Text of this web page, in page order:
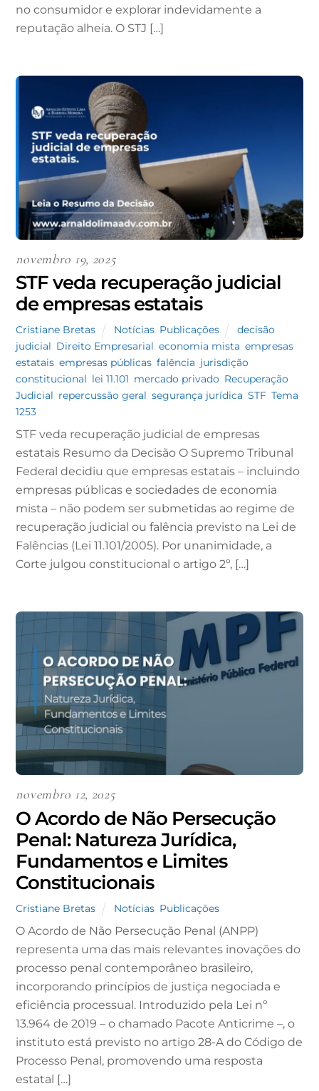
no consumidor e explorar indevidamente a
reputação alheia. O STJ […]
novembro 19, 2025
STF veda recuperação judicial
de empresas estatais
Cristiane Bretas Notícias, Publicações
decisão
judicial Direito Empresarial ,economia mista ,empresas
estatais ,empresas públicas ,falência jurisdição
constitucional lei 11.101 mercado privado Recuperação
Judicial repercussão geral ,segurança jurídica ,STF ,Tema
1253
STF veda recuperação judicial de empresas
estatais Resumo da Decisão O Supremo Tribunal
Federal decidiu que empresas estatais – incluindo
empresas públicas e sociedades de economia
mista – não podem ser submetidas ao regime de
recuperação judicial ou falência previsto na Lei de
Falências (Lei 11.101/2005). Por unanimidade, a
Corte julgou constitucional o artigo 2º, […]
novembro 12, 2025
O Acordo de Não Persecução
Penal: Natureza Jurídica,
Fundamentos e Limites
Constitucionais
Cristiane Bretas Notícias, Publicações
O Acordo de Não Persecução Penal (ANPP)
representa uma das mais relevantes inovações do
processo penal contemporâneo brasileiro,
incorporando princípios de justiça negociada e
eficiência processual. Introduzido pela Lei nº
13.964 de 2019 – o chamado Pacote Anticrime –, o
instituto está previsto no artigo 28-A do Código de
Processo Penal, promovendo uma resposta
estatal […]